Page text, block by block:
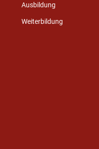
Ausbildung
Weiterbildung